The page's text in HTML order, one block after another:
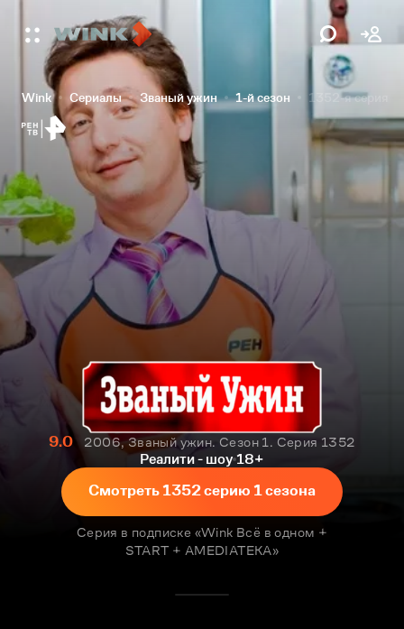
Wink Сериалы Званый ужин 1-й сезон 1352-я серия
9.0
2006, Званый ужин. Сезон 1. Серия 1352
Реалити - шоу 18+
Смотреть 1352 серию 1 сезона
Серия в подписке «Wink Всё в одном +
START + AMEDIATEKA»